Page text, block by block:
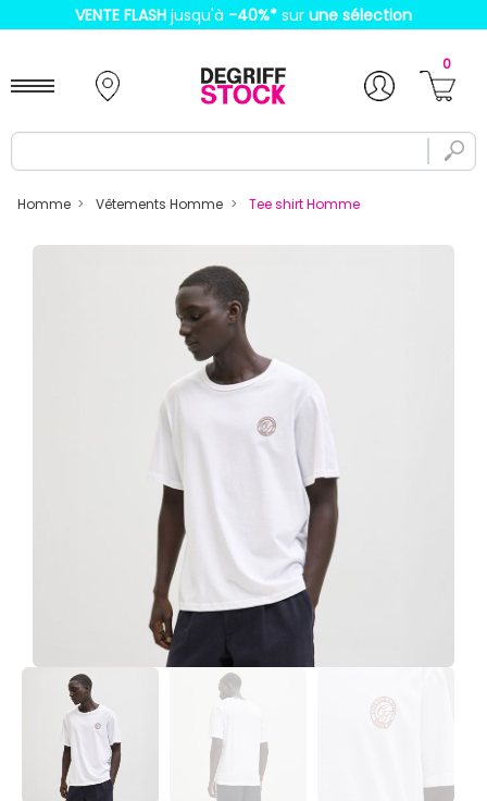
VENTE FLASH jusqu'à -40%* sur une sélection
0
Homme Vêtements Homme Tee shirt Homme